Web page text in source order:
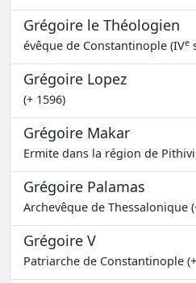
Grégoire le Théologien
évêque de Constantinople (IVe
Grégoire Lopez
(+ 1596)
Grégoire Makar
Ermite dans la région de
Grégoire Palamas
Archevêque de Thessalonique
Grégoire V
Patriarche de Constantinople